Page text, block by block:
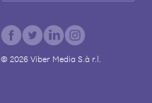
© 2026Viber Media S.à r.l.